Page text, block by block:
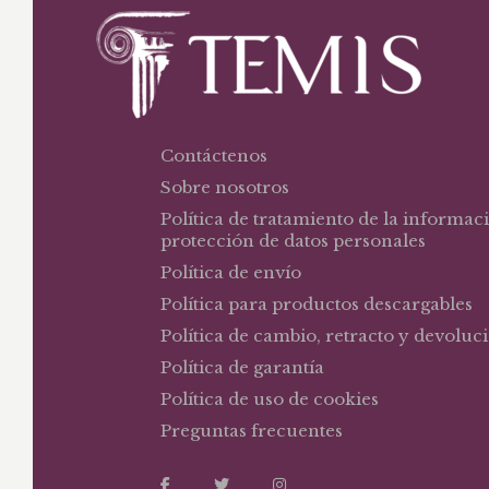
Contáctenos
Sobre nosotros
Política de tratamiento de la
protección de datos personales
Política de envío
Política para productos descargables
Política de cambio, retracto y
Política de garantía
Política de uso de cookies
Preguntas frecuentes